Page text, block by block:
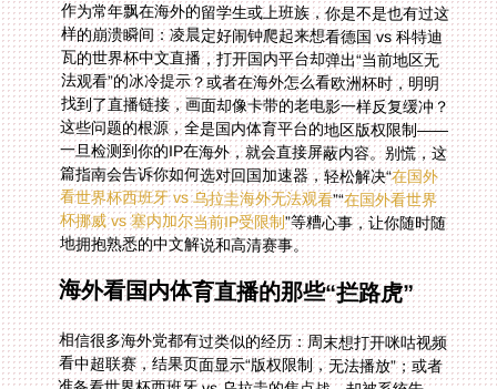
作为常年飘在海外的留学生或上班族，你是不是也有过这
样的崩溃瞬间：凌晨定好闹钟爬起来想看德国 vs 科特迪
瓦的世界杯中文直播，打开国内平台却弹出“当前地区无
法观看”的冰冷提示？或者在海外怎么看欧洲杯时，明明
找到了直播链接，画面却像卡带的老电影一样反复缓冲？
这些问题的根源，全是国内体育平台的地区版权限制——
一旦检测到你的IP在海外，就会直接屏蔽内容。别慌，这
篇指南会告诉你如何选对回国加速器，轻松解决“在国外
看世界杯西班牙 vs 乌拉圭海外无法观看”“在国外看世界
杯挪威 vs 塞内加尔当前IP受限制”等糟心事，让你随时随
地拥抱熟悉的中文解说和高清赛事。
海外看国内体育直播的那些“拦路虎”
相信很多海外党都有过类似的经历：周末想打开咪咕视频
看中超联赛，结果页面显示“版权限制，无法播放”；或者
准备看世界杯西班牙 vs 乌拉圭的焦点战，却被系统告
知“当前IP受限制”。更别提挪威 vs 塞内加尔这样的小组
赛，明明是热门场次，却只能被迫看英文解说，少了那份
由国内解说带来的亲切感和熟悉感。这些限制的核心原
因，是国内平台的版权协议通常只覆盖中国大陆地区，海